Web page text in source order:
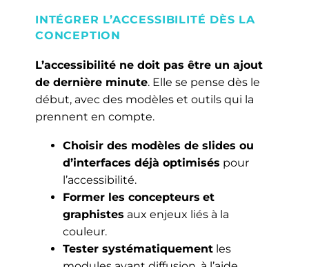
INTÉGRER L’ACCESSIBILITÉ DÈS LA
CONCEPTION
L’accessibilité ne doit pas être un ajout
de dernière minute. Elle se pense dès le
début, avec des modèles et outils qui la
prennent en compte.
Choisir des modèles de slides ou
d’interfaces déjà optimisés pour
l’accessibilité.
Former les concepteurs et
graphistes aux enjeux liés à la
couleur.
Tester systématiquement les